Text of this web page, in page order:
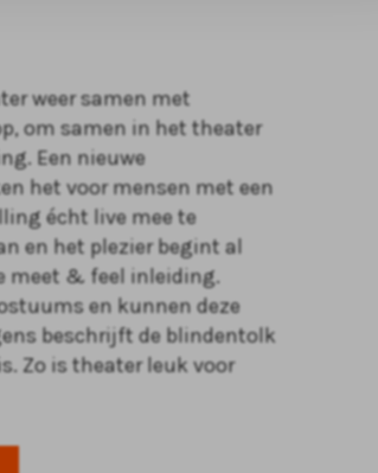
weer samen met
om samen in het theater
Een nieuwe
het voor mensen met een
écht live mee te
en het plezier begint al
meet & feel inleiding.
en kunnen deze
beschrijft de blindentolk
Zo is theater leuk voor